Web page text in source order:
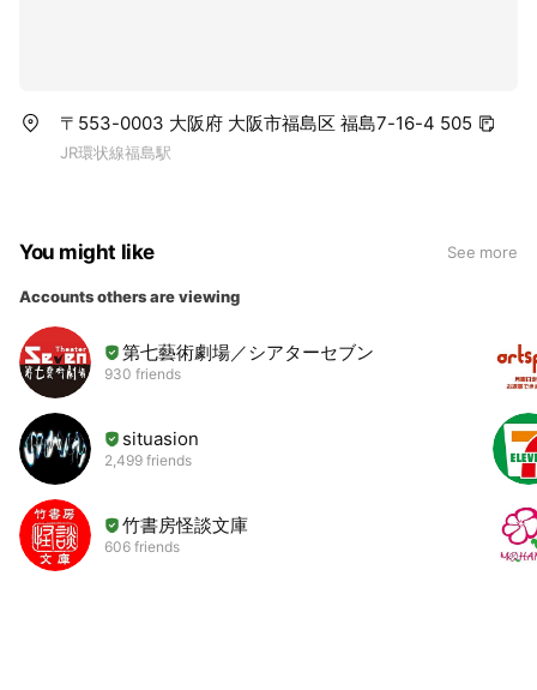
〒553-0003 大阪府 大阪市福島区 福島7-16-4 505
JR環状線福島駅
You might like See more
Accounts others are viewing
第七藝術劇場／シアターセブン
930 friends
situasion
2,499 friends
竹書房怪談文庫
606 friends